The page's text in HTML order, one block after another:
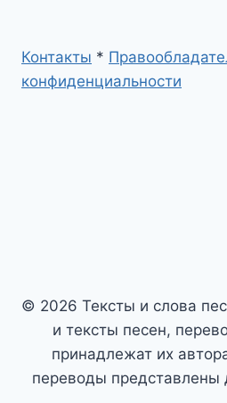
Контакты *
конфиденциальности
© 2026 Тексты и слова
и тексты песен,
принадлежат их
переводы представлены